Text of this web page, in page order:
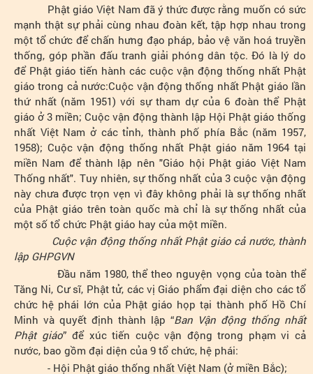
Phật giáo Việt Nam đã ý thức được rằng muốn có sức
mạnh thật sự phải cùng nhau đoàn kết, tập hợp nhau trong
một tổ chức để chấn hưng đạo pháp, bảo vệ văn hoá truyền
thống, góp phần đấu tranh giải phóng dân tộc. Đó là lý do
để Phật giáo tiến hành các cuộc vận động thống nhất Phật
giáo trong cả nước:Cuộc vận động thống nhất Phật giáo lần
thứ nhất (năm 1951) với sự tham dự của 6 đoàn thể Phật
giáo ở 3 miền; Cuộc vận động thành lập Hội Phật giáo thống
nhất Việt Nam ở các tỉnh, thành phố phía Bắc (năm 1957,
1958); Cuộc vận động thống nhất Phật giáo năm 1964 tại
miền Nam để thành lập nên "Giáo hội Phật giáo Việt Nam
Thống nhất". Tuy nhiên, sự thống nhất của 3 cuộc vận động
này chưa được trọn vẹn vì đây không phải là sự thống nhất
của Phật giáo trên toàn quốc mà chỉ là sự thống nhất của
một số tổ chức Phật giáo hay của một miền.
Cuộc vận động thống nhất Phật giáo cả nước, thành
lập GHPGVN
Đầu năm 1980, thể theo nguyện vọng của toàn thể
Tăng Ni, Cư sĩ, Phật tử, các vị Giáo phẩm đại diện cho các tổ
chức hệ phái lớn của Phật giáo họp tại thành phố Hồ Chí
Minh và quyết định thành lập “Ban Vận động thống nhất
Phật giáo” để xúc tiến cuộc vận động trong phạm vi cả
nước, bao gồm đại diện của 9 tổ chức, hệ phái:
- Hội Phật giáo thống nhất Việt Nam (ở miền Bắc);